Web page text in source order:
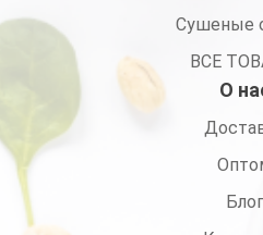
Сушеные
ВСЕ
О
Блог